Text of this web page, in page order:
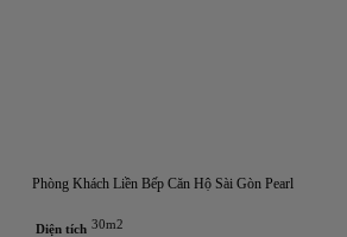
Phòng Khách Liền Bếp Căn Hộ Sài Gòn Pearl
Diện tích 30m2